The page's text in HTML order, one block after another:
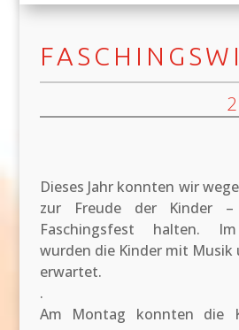
Dieses Jahr konnten wir
zur Freude der Kinder –
Faschingsfest halten. Im
wurden die Kinder mit
erwartet.
.
Am Montag konnten die